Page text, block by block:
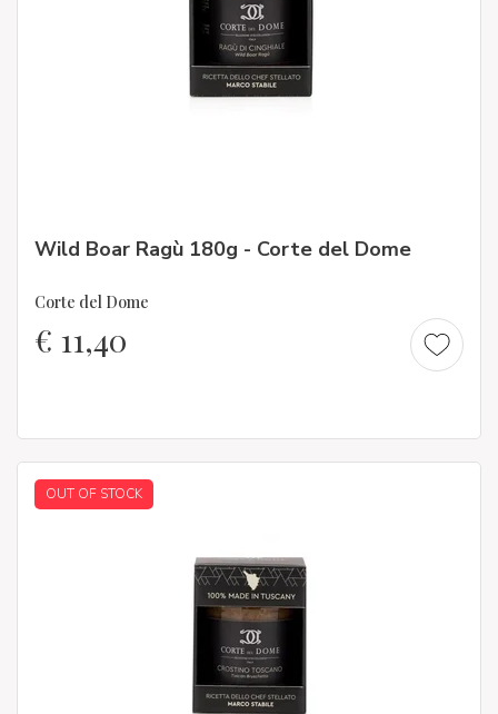
Wild Boar Ragù 180g - Corte del Dome
Corte del Dome
€ 11,40
OUT OF STOCK